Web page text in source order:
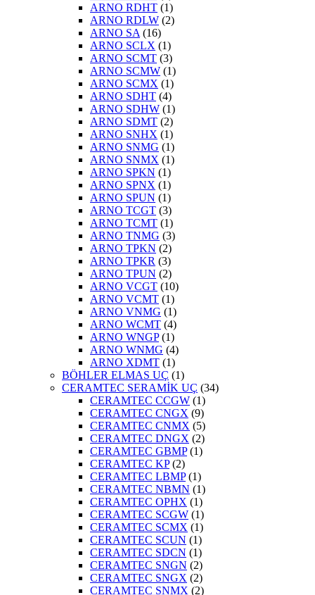
ARNO RDHT (1)
ARNO RDLW (2)
ARNO SA (16)
ARNO SCLX (1)
ARNO SCMT (3)
ARNO SCMW (1)
ARNO SCMX (1)
ARNO SDHT (4)
ARNO SDHW (1)
ARNO SDMT (2)
ARNO SNHX (1)
ARNO SNMG (1)
ARNO SNMX (1)
ARNO SPKN (1)
ARNO SPNX (1)
ARNO SPUN (1)
ARNO TCGT (3)
ARNO TCMT (1)
ARNO TNMG (3)
ARNO TPKN (2)
ARNO TPKR (3)
ARNO TPUN (2)
ARNO VCGT (10)
ARNO VCMT (1)
ARNO VNMG (1)
ARNO WCMT (4)
ARNO WNGP(1)
ARNO WNMG (4)
ARNO XDMT (1)
BÖHLER ELMAS UÇ (1)
CERAMTEC SERAMİK UÇ (34)
CERAMTEC CCGW (1)
CERAMTEC CNGX (9)
CERAMTEC CNMX (5)
CERAMTEC DNGX (2)
CERAMTEC GBMP(1)
CERAMTEC KP(2)
CERAMTEC LBMP(1)
CERAMTEC NBMN (1)
CERAMTEC OPHX (1)
CERAMTEC SCGW (1)
CERAMTEC SCMX (1)
CERAMTEC SCUN (1)
CERAMTEC SDCN (1)
CERAMTEC SNGN (2)
CERAMTEC SNGX (2)
CERAMTEC SNMX (2)